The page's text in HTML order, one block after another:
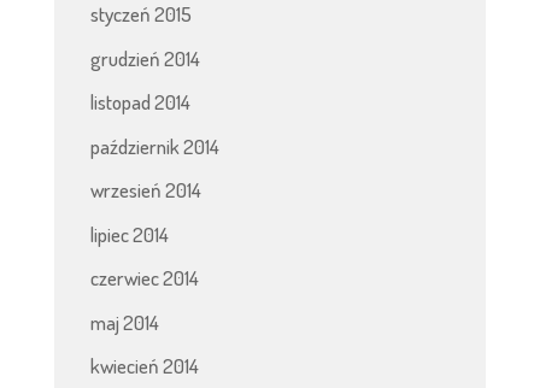
styczeń 2015
grudzień 2014
listopad 2014
październik 2014
wrzesień 2014
lipiec 2014
czerwiec 2014
maj 2014
kwiecień 2014